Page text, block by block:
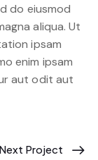
do eiusmod
aliqua. Ut
ipsam
enim ipsam
aut odit aut
Next Project